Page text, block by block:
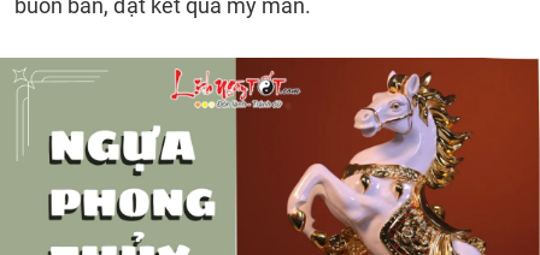
buôn bán, đạt kết quả mỹ mãn.